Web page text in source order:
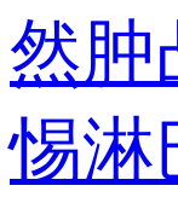
然肿
惕淋